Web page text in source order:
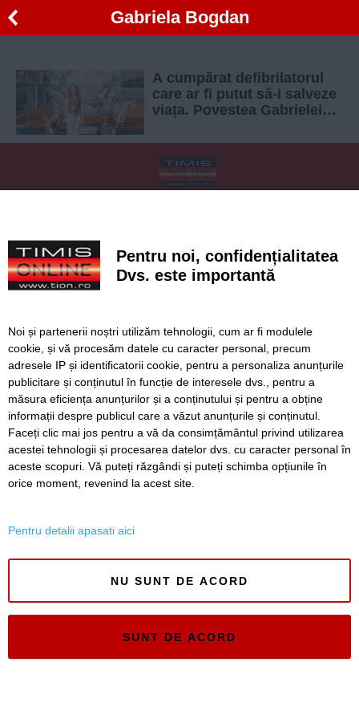
Gabriela Bogdan
A cumpărat defibrilatorul
care ar fi putut să-i salveze
viața. Povestea Gabrielei
„Sfântul Nectarie” din
Moșnița
Politica de confidentialitate
Regulament postare și moderare comentarii
Timiș Online
ISSN 3008-2323
ISSN-L 3008-2323
Pentru noi, confidențialitatea
Dvs. este importantă
Noi și partenerii noștri utilizăm tehnologii, cum ar fi modulele
cookie, și vă procesăm datele cu caracter personal, precum
adresele IP și identificatorii cookie, pentru a personaliza anunțurile
publicitare și conținutul în funcție de interesele dvs., pentru a
măsura eficiența anunțurilor și a conținutului și pentru a obține
informații despre publicul care a văzut anunțurile și conținutul.
Faceți clic mai jos pentru a vă da consimțământul privind utilizarea
acestei tehnologii și procesarea datelor dvs. cu caracter personal în
aceste scopuri. Vă puteți răzgândi și puteți schimba opțiunile în
orice moment, revenind la acest site.
Pentru detalii apasati aici
NU SUNT DE ACORD
SUNT DE ACORD